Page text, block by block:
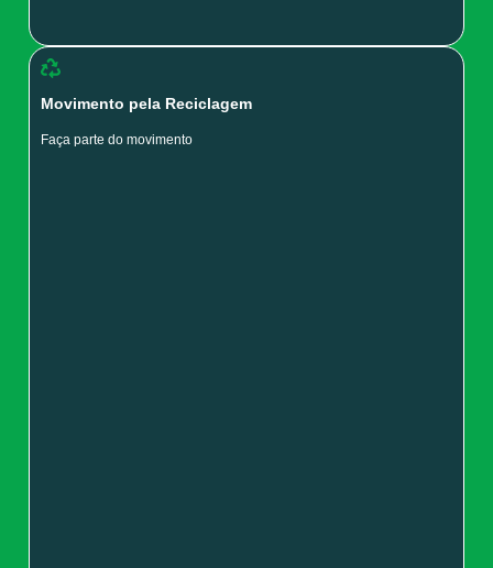
Movimento pela Reciclagem
Faça parte do movimento